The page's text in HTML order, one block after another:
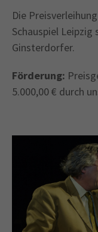
Die
Schauspiel
Ginsterdorfer.
Förderung:
5.000,00 € durch